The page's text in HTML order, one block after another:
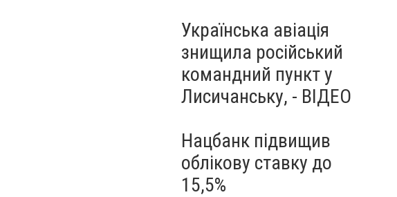
Українська авіація
знищила російський
командний пункт у
Лисичанську, - ВІДЕО
Нацбанк підвищив
облікову ставку до
15,5%